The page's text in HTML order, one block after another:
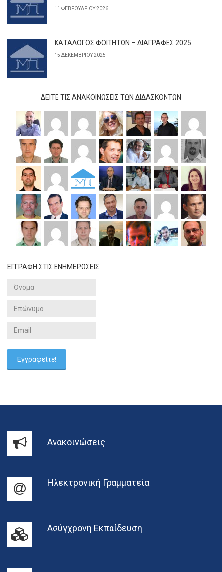
11 ΦΕΒΡΟΥΑΡΊΟΥ 2026
ΚΑΤΑΛΟΓΟΣ ΦΟΙΤΗΤΩΝ – ΔΙΑΓΡΑΦΕΣ 2025
15 ΔΕΚΕΜΒΡΊΟΥ 2025
ΔΕΊΤΕ ΤΙΣ ΑΝΑΚΟΙΝΏΣΕΙΣ ΤΩΝ ΔΙΔΆΣΚΟΝΤΩΝ
ΕΓΓΡΑΦΗ ΣΤΙΣ ΕΝΗΜΕΡΩΣΕΙΣ.
Ανακοινώσεις
Ηλεκτρονική Γραμματεία
Ασύγχρονη Εκπαίδευση